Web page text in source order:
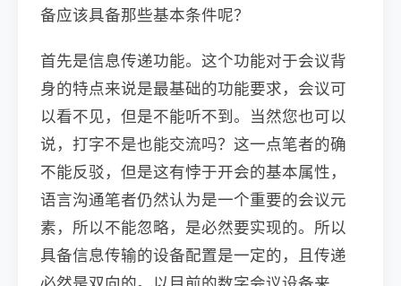
备应该具备那些基本条件呢？
首先是信息传递功能。这个功能对于会议背
身的特点来说是最基础的功能要求，会议可
以看不见，但是不能听不到。当然您也可以
说，打字不是也能交流吗？这一点笔者的确
不能反驳，但是这有悖于开会的基本属性，
语言沟通笔者仍然认为是一个重要的会议元
素，所以不能忽略，是必然要实现的。所以
具备信息传输的设备配置是一定的，且传递